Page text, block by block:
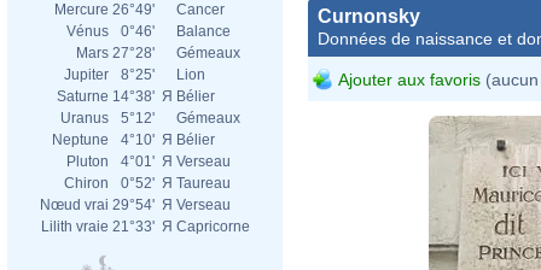
Mercure 26°49'
Cancer
Vénus
0°46'
Balance
Mars 27°28'
Gémeaux
Jupiter
8°25'
Lion
Saturne 14°38' Я Bélier
Uranus
5°12'
Gémeaux
Neptune
4°10' Я Bélier
Pluton
4°01' Я Verseau
Chiron
0°52' Я Taureau
Nœud vrai 29°54' Я Verseau
Lilith vraie 21°33' Я Capricorne
Curnonsky
Données de naissance et
Ajouter aux favoris